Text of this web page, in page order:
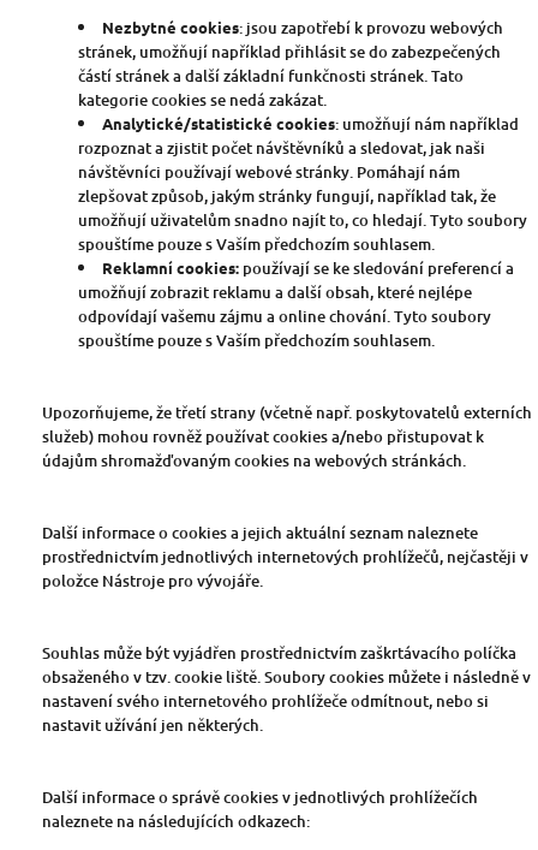
Nezbytné cookies: jsou zapotřebí k provozu webových
stránek, umožňují například přihlásit se do zabezpečených
částí stránek a další základní funkčnosti stránek. Tato
kategorie cookies se nedá zakázat.
Analytické/statistické cookies: umožňují nám například
rozpoznat a zjistit počet návštěvníků a sledovat, jak naši
návštěvníci používají webové stránky. Pomáhají nám
zlepšovat způsob, jakým stránky fungují, například tak, že
umožňují uživatelům snadno najít to, co hledají. Tyto soubory
spouštíme pouze s Vaším předchozím souhlasem.
Reklamní cookies: používají se ke sledování preferencí a
umožňují zobrazit reklamu a další obsah, které nejlépe
odpovídají vašemu zájmu a online chování. Tyto soubory
spouštíme pouze s Vaším předchozím souhlasem.
Upozorňujeme, že třetí strany (včetně např. poskytovatelů externích
služeb) mohou rovněž používat cookies a/nebo přistupovat k
údajům shromažďovaným cookies na webových stránkách.
Další informace o cookies a jejich aktuální seznam naleznete
prostřednictvím jednotlivých internetových prohlížečů, nejčastěji v
položce Nástroje pro vývojáře.
Souhlas může být vyjádřen prostřednictvím zaškrtávacího políčka
obsaženého v tzv. cookie liště. Soubory cookies můžete i následně v
nastavení svého internetového prohlížeče odmítnout, nebo si
nastavit užívání jen některých.
Další informace o správě cookies v jednotlivých prohlížečích
naleznete na následujících odkazech: